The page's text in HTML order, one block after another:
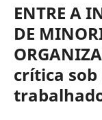
ENTRE A
DE
crítica